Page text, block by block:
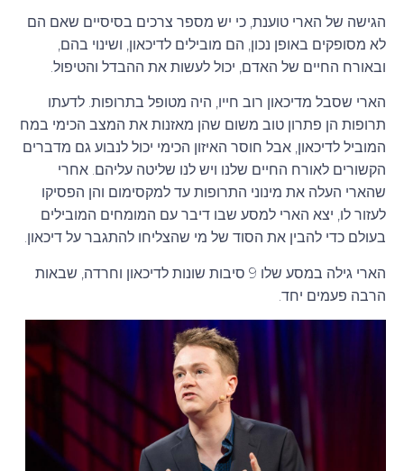
הגישה של הארי טוענת, כי יש מספר צרכים בסיסיים שאם הם
לא מסופקים באופן נכון, הם מובילים לדיכאון, ושינוי בהם,
ובאורח החיים של האדם, יכול לעשות את ההבדל והטיפול.
הארי שסבל מדיכאון רוב חייו, היה מטופל בתרופות. לדעתו
תרופות הן פתרון טוב משום שהן מאזנות את המצב הכימי במח
המוביל לדיכאון, אבל חוסר האיזון הכימי יכול לנבוע גם מדברים
הקשורים לאורח החיים שלנו ויש לנו שליטה עליהם. אחרי
שהארי העלה את מינוני התרופות עד למקסימום והן הפסיקו
לעזור לו, יצא הארי למסע שבו דיבר עם המומחים המובילים
בעולם כדי להבין את הסוד של מי שהצליחו להתגבר על דיכאון.
הארי גילה במסע שלו 9 סיבות שונות לדיכאון וחרדה, שבאות
הרבה פעמים יחד.